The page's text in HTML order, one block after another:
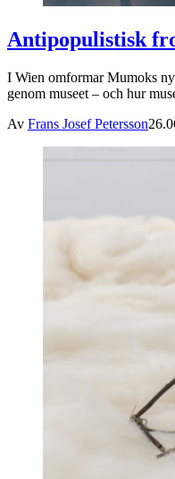
Antipopulistisk
I Wien omformar Mumoks
genom museet – och hur
Av Frans Josef Petersson